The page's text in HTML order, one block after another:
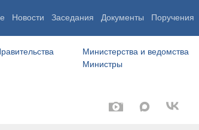
Новости Заседания Документы Поручения
Министерства и ведомства
Министры